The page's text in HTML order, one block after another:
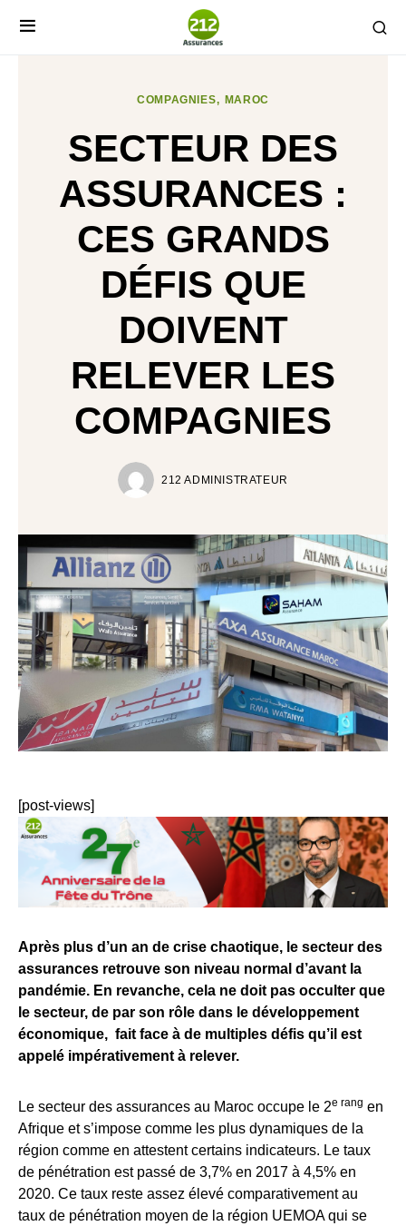
COMPAGNIES MAROC
SECTEUR DES
ASSURANCES :
CES GRANDS
DÉFIS QUE
DOIVENT
RELEVER LES
COMPAGNIES
212 ADMINISTRATEUR
[post-views]
Après plus d’un an de crise chaotique, le secteur des
assurances retrouve son niveau normal d’avant la
pandémie. En revanche, cela ne doit pas occulter que
le secteur, de par son rôle dans le développement
économique, fait face à de multiples défis qu’il est
appelé impérativement à relever.
Le secteur des assurances au Maroc occupe le 2e rang en
Afrique et s’impose comme les plus dynamiques de la
région comme en attestent certains indicateurs. Le taux
de pénétration est passé de 3,7% en 2017 à 4,5% en
2020. Ce taux reste assez élevé comparativement au
taux de pénétration moyen de la région UEMOA qui se